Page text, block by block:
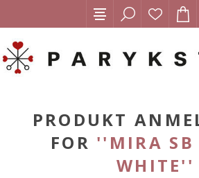
PRODUKT
FOR
MIRA SB
WHITE